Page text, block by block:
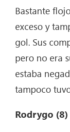
Bastante
exceso y
gol. Sus
pero no era
estaba
tampoco
Rodrygo (8)